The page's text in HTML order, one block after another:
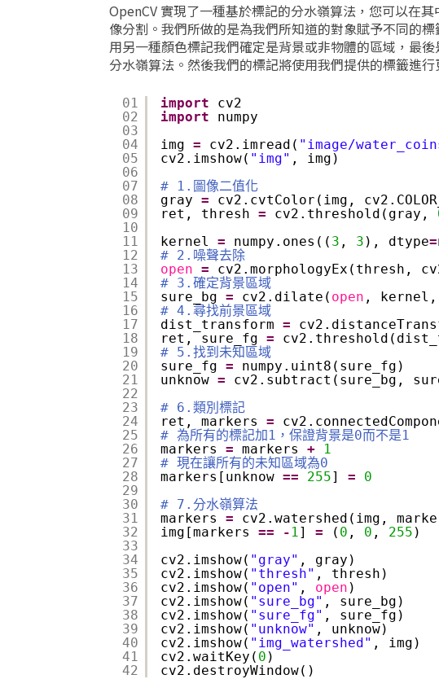
OpenCV 實現了一種基於標記的分水嶺算法，您可以在
像分割。我們所做的是為我們所知道的對象賦予不同的
用另一種顏色標記我們確定是背景或非物體的區域，最
分水嶺算法。然後我們的標記將使用我們提供的標籤進
01
02
03
04
05
06
07
08
09
10
11
12
13
14
15
16
17
18
19
20
21
22
23
24
25
26
27
28
29
30
31
32
33
34
35
36
37
38
39
40
41
42
import
cv2
import
numpy
img = cv2.imread( "image/
cv2.imshow( "img" , img)
# 1.圖像二值化
gray =
cv2.cvtColor(img,
ret, thresh = cv2.threshold(gray,
kernel = numpy.ones(( 3 , 3 ), dtype=
# 2.噪聲去除
open
= cv2.morphologyEx(thresh,
# 3.確定背景區域
sure_bg = cv2.dilate( open ,
# 4.尋找前景區域
dist_transform =
ret, sure_fg =
# 5.找到未知區域
sure_fg =
numpy.uint8(sure_fg)
unknow =
cv2.subtract(sure_bg,
# 6.類別標記
ret, markers =
# 為所有的標記加1，保證背景是0而不是1
markers = markers +
1
# 現在讓所有的未知區域為0
markers[unknow == 255] =
0
# 7.分水嶺算法
markers =
cv2.watershed(img,
img[markers == - 1] = ( 0 , 0 , 255 )
cv2.imshow( "gray" , gray)
cv2.imshow( "thresh" , thresh)
cv2.imshow( "open" , open )
cv2.imshow( "sure_bg" , sure_bg)
cv2.imshow( "sure_fg" , sure_fg)
cv2.imshow( "unknow" , unknow)
cv2.imshow( "img_watershed" , img)
cv2.waitKey( 0 )
cv2.destroyWindow()